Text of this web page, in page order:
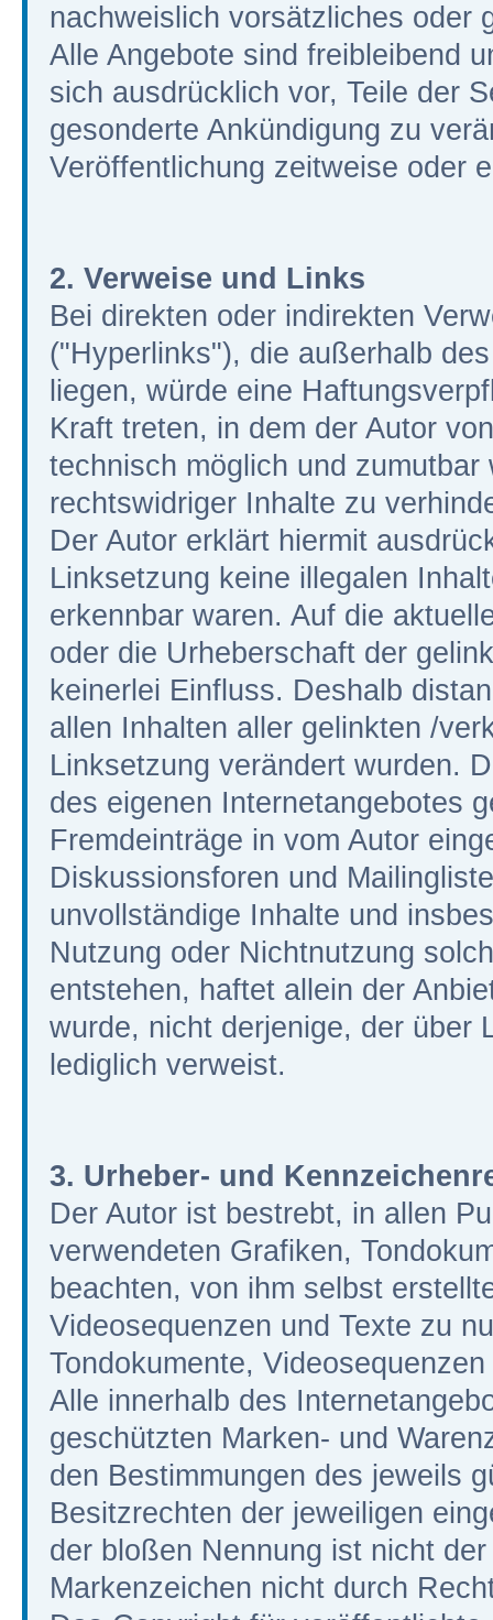
nachweislich vorsätzliches oder
Alle Angebote sind freibleibend
sich ausdrücklich vor, Teile der
gesonderte Ankündigung zu
Veröffentlichung zeitweise oder
2. Verweise und Links
Bei direkten oder indirekten
("Hyperlinks"), die außerhalb
liegen, würde eine
Kraft treten, in dem der Autor
technisch möglich und
rechtswidriger Inhalte zu
Der Autor erklärt hiermit
Linksetzung keine illegalen
erkennbar waren. Auf die
oder die Urheberschaft der
keinerlei Einfluss. Deshalb
allen Inhalten aller gelinkten /
Linksetzung verändert wurden.
des eigenen Internetangebotes
Fremdeinträge in vom Autor
Diskussionsforen und
unvollständige Inhalte und
Nutzung oder Nichtnutzung
entstehen, haftet allein der
wurde, nicht derjenige, der über
lediglich verweist.
3. Urheber- und
Der Autor ist bestrebt, in allen
verwendeten Grafiken,
beachten, von ihm selbst
Videosequenzen und Texte zu
Tondokumente,
Alle innerhalb des
geschützten Marken- und
den Bestimmungen des jeweils
Besitzrechten der jeweiligen
der bloßen Nennung ist nicht
Markenzeichen nicht durch